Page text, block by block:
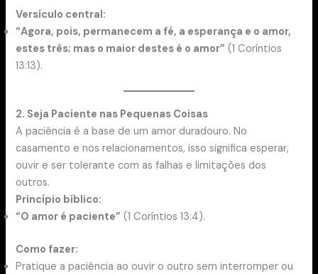
Versículo central:
“Agora, pois, permanecem a fé, a esperança e o amor,
estes três; mas o maior destes é o amor” (1 Coríntios
13:13).
2. Seja Paciente nas Pequenas Coisas
A paciência é a base de um amor duradouro. No
casamento e nos relacionamentos, isso significa esperar,
ouvir e ser tolerante com as falhas e limitações dos
outros.
Princípio bíblico:
“O amor é paciente” (1 Coríntios 13:4).
Como fazer:
Pratique a paciência ao ouvir o outro sem interromper ou